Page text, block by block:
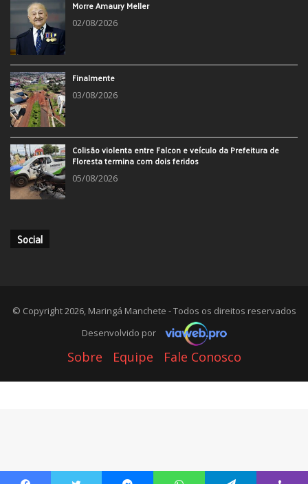
Morre Amaury Meller
02/08/2026
Finalmente
03/08/2026
Colisão violenta entre Falcon e veículo da Prefeitura de
Floresta termina com dois feridos
05/08/2026
Social
© Copyright 2026, Maringá Manchete - Todos os direitos reservados
Desenvolvido por
Sobre Equipe Fale Conosco